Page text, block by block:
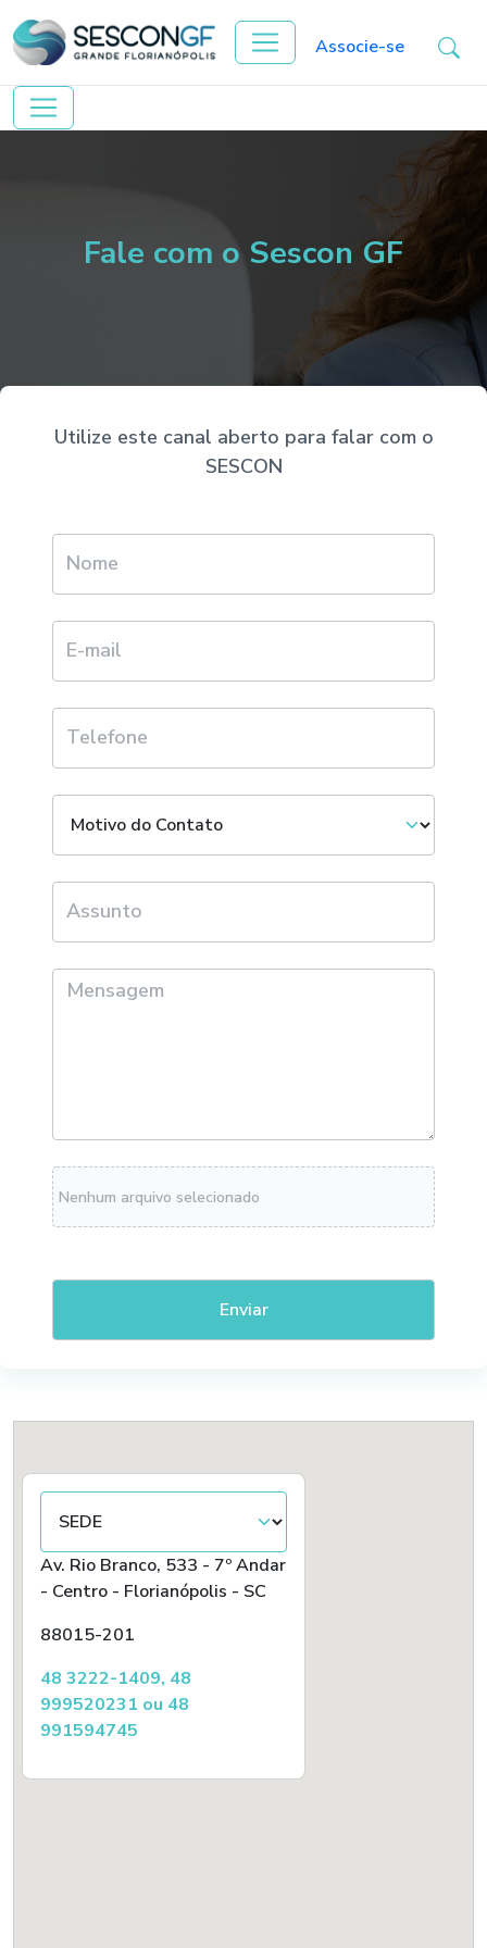
Associe-se
Fale com o Sescon GF
Utilize este canal aberto para falar com o
SESCON
Nenhum arquivo selecionado
Av. Rio Branco, 533 - 7º Andar
- Centro - Florianópolis - SC
88015-201
48 3222-1409, 48
999520231 ou 48
991594745